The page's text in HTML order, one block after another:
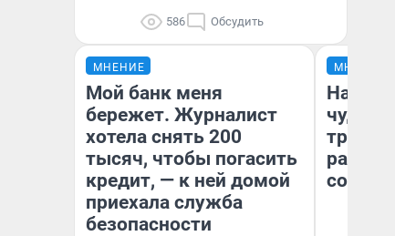
586 Обсудить
МНЕНИЕ
Мой банк меня
бережет. Журналист
хотела снять 200
тысяч, чтобы погасить
кредит, — к ней домой
приехала служба
безопасности
МНЕНИЕ
чудом